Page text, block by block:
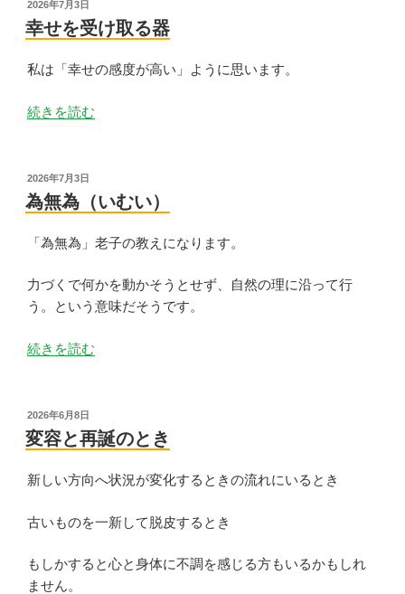
投
稿
日:
2026年7月3日
幸せを受け取る器
私は「幸せの感度が高い」ように思います。
“幸
受
け
る
の
続きを読む
投
稿
日:
2026年7月3日
為無為（いむい）
「為無為」老子の教えになります。
力づくで何かを動かそうとせず、自然の理に沿って行
う。という意味だそうです。
“為
（い
む
の
続きを読む
投
稿
日:
2026年6月8日
変容と再誕のとき
新しい方向へ状況が変化するときの流れにいるとき
古いものを一新して脱皮するとき
もしかすると心と身体に不調を感じる方もいるかもしれ
ません。